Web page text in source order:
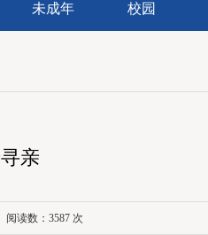
未成年 校园
亲
读数： 3587 次